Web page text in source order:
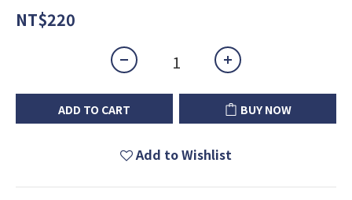
NT$220
ADD TO CART BUY NOW
Add to Wishlist